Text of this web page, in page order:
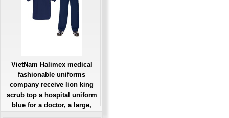
VietNam Halimex medical
fashionable uniforms
company receive lion king
scrub top a hospital uniform
blue for a doctor, a large,